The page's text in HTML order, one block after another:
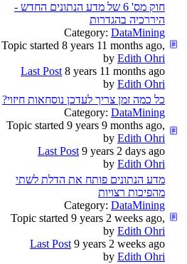
חוק מס' 6 של מדע הנתונים החדש -
היררכיה בהגדרות
Category: DataMining
Topic started 8 years 11 months ago,
by Edith Ohri
Last Post 8 years 11 months ago
by Edith Ohri
כל כמה זמן צריך לעדכן נוסחאות חיזוי?
Category: DataMining
Topic started 9 years 9 months ago,
by Edith Ohri
Last Post 9 years 2 days ago
by Edith Ohri
מדע הנתונים פותח את הדלת לשתי
מהפיכות רצויות
Category: DataMining
Topic started 9 years 2 weeks ago,
by Edith Ohri
Last Post 9 years 2 weeks ago
by Edith Ohri